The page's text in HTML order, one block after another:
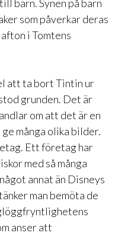
barn. Synen på barn
som påverkar deras
i Tomtens
att ta bort Tintin ur
grunden. Det är
om att det är en
många olika bilder.
Ett företag har
med så många
annat än Disneys
man bemöta de
anser att